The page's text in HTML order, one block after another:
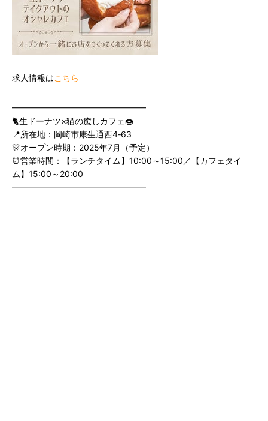
求人情報はこちら
━━━━━━━━━━━━━━━━
🐈生ドーナツ×猫の癒しカフェ🍩
📍所在地：岡崎市康生通西4‐63
🎊オープン時期：2025年7月（予定）
⏰営業時間：【ランチタイム】10:00～15:00／【カフェタイ
ム】15:00～20:00
━━━━━━━━━━━━━━━━